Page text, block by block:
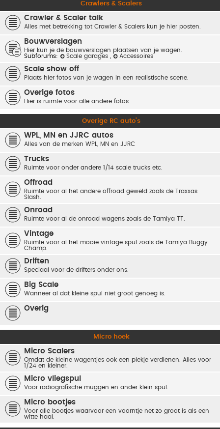
Crawlers & Scalers
Crawler & Scaler talk
Alles met betrekking tot Crawler & Scalers kun je hier posten.
Bouwverslagen
Hier kun je de bouwverslagen plaatsen van je wagen.
Subforums:
Scale garages Accessoires
Scale show off
Plaats hier fotos van je wagen in een realistische scene.
Overige fotos
Hier is ruimte voor alle andere fotos
Overige RC auto's
WPL, MN en JJRC autos
Alles van de merken WPL, MN en JJRC
Trucks
Ruimte voor onder andere 1/14 scale trucks etc.
Offroad
Ruimte voor al het andere offroad geweld zoals de Traxxas
Slash.
Onroad
Ruimte voor al de onroad wagens zoals de Tamiya TT.
Vintage
Ruimte voor al het mooie vintage spul zoals de Tamiya Buggy
Champ.
Driften
Speciaal voor de drifters onder ons.
Big Scale
Wanneer al dat kleine spul niet groot genoeg is.
Overig
Micro hoek
Micro Scalers
Omdat de kleine wagentjes ook een plekje verdienen. Alles voor
1/24 en kleiner.
Micro vliegspul
Voor radiografische muggen en ander klein spul.
Micro bootjes
Voor alle bootjes waarvoor een voorntje net zo groot is als een
witte haai.